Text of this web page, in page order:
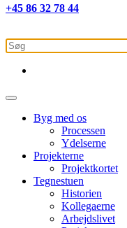
+45 86 32 78 44
Byg med os
Processen
Ydelserne
Projekterne
Projektkortet
Tegnestuen
Historien
Kollegaerne
Arbejdslivet